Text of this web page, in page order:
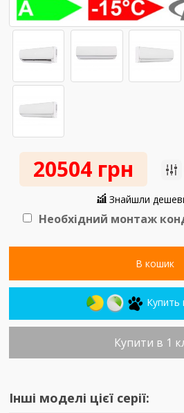
20504 грн
Знайшли
Необхідний монтаж
В кошик
Купить
Купити в 1
Інші моделі цієї серії: